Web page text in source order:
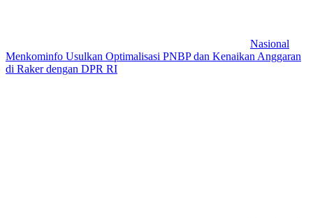
Nasional
Menkominfo Usulkan Optimalisasi PNBP dan Kenaikan Anggaran
di Raker dengan DPR RI